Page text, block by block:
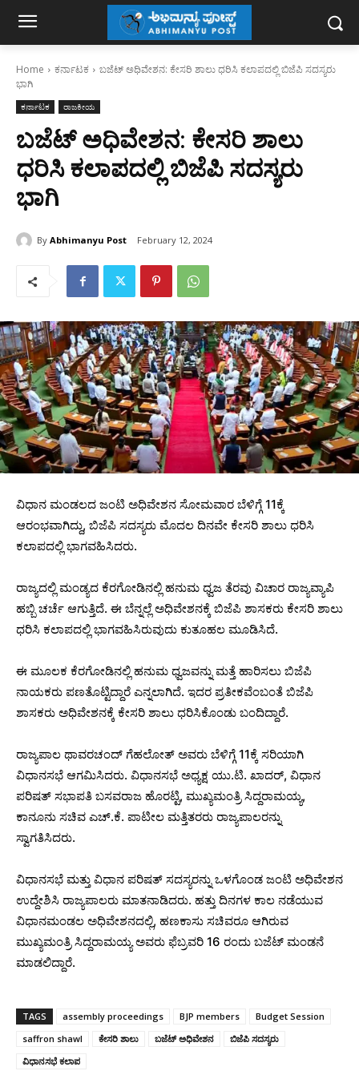
Home ಕರ್ನಾಟಕ
ಬಜೆಟ್‌ ಅಧಿವೇಶನ: ಕೇಸರಿ ಶಾಲು ಧರಿಸಿ ಕಲಾಪದಲ್ಲಿ ಬಿಜೆಪಿ ಸದಸ್ಯರು
ಭಾಗಿ
ಕರ್ನಾಟಕ ರಾಜಕೀಯ
ಬಜೆಟ್‌ ಅಧಿವೇಶನ: ಕೇಸರಿ ಶಾಲು
ಧರಿಸಿ ಕಲಾಪದಲ್ಲಿ ಬಿಜೆಪಿ ಸದಸ್ಯರು
ಭಾಗಿ
By Abhimanyu Post February 12, 2024
ವಿಧಾನ ಮಂಡಲದ ಜಂಟಿ‌ ಅಧಿವೇಶನ ಸೋಮವಾರ ಬೆಳಿಗ್ಗೆ 11ಕ್ಕೆ
ಆರಂಭವಾಗಿದ್ದು, ಬಿಜೆಪಿ ಸದಸ್ಯರು ಮೊದಲ ದಿನವೇ ಕೇಸರಿ ಶಾಲು ಧರಿಸಿ
ಕಲಾಪದಲ್ಲಿ ಭಾಗವಹಿಸಿದರು.
ರಾಜ್ಯದಲ್ಲಿ ಮಂಡ್ಯದ ಕೆರಗೋಡಿನಲ್ಲಿ ಹನುಮ ಧ್ವಜ ತೆರವು ವಿಚಾರ ರಾಜ್ಯವ್ಯಾಪಿ
ಹಬ್ಬಿ ಚರ್ಚೆ ಆಗುತ್ತಿದೆ. ಈ ಬೆನ್ನಲ್ಲೆ ಅಧಿವೇಶನಕ್ಕೆ ಬಿಜೆಪಿ ಶಾಸಕರು ಕೇಸರಿ ಶಾಲು
ಧರಿಸಿ ಕಲಾಪದಲ್ಲಿ ಭಾಗವಹಿಸಿರುವುದು ಕುತೂಹಲ ಮೂಡಿಸಿದೆ.
ಈ ಮೂಲಕ ಕೆರಗೋಡಿನಲ್ಲಿ ಹನುಮ ಧ್ವಜವನ್ನು ಮತ್ತೆ ಹಾರಿಸಲು ಬಿಜೆಪಿ
ನಾಯಕರು ಪಣತೊಟ್ಟಿದ್ದಾರೆ ಎನ್ನಲಾಗಿದೆ. ಇದರ ಪ್ರತೀಕವೆಂಬಂತೆ ಬಿಜೆಪಿ
ಶಾಸಕರು ಅಧಿವೇಶನಕ್ಕೆ ಕೇಸರಿ ಶಾಲು ಧರಿಸಿಕೊಂಡು ಬಂದಿದ್ದಾರೆ.
ರಾಜ್ಯಪಾಲ ಥಾವರಚಂದ್ ಗೆಹಲೋತ್ ಅವರು ಬೆಳಿಗ್ಗೆ 11ಕ್ಕೆ ಸರಿಯಾಗಿ
ವಿಧಾನಸಭೆ ಆಗಮಿಸಿದರು. ವಿಧಾನಸಭೆ ಅಧ್ಯಕ್ಷ ಯು.ಟಿ. ಖಾದರ್, ವಿಧಾನ
ಪರಿಷತ್ ಸಭಾಪತಿ ಬಸವರಾಜ ಹೊರಟ್ಟಿ, ಮುಖ್ಯಮಂತ್ರಿ ಸಿದ್ದರಾಮಯ್ಯ,
ಕಾನೂನು ಸಚಿವ ಎಚ್.ಕೆ. ಪಾಟೀಲ ಮತ್ತಿತರರು ರಾಜ್ಯಪಾಲರನ್ನು
ಸ್ವಾಗತಿಸಿದರು.
ವಿಧಾನಸಭೆ ಮತ್ತು ವಿಧಾನ ಪರಿಷತ್ ಸದಸ್ಯರನ್ನು ಒಳಗೊಂಡ ಜಂಟಿ ಅಧಿವೇಶನ
ಉದ್ದೇಶಿಸಿ ರಾಜ್ಯಪಾಲರು ಮಾತನಾಡಿದರು. ಹತ್ತು ದಿನಗಳ ಕಾಲ ನಡೆಯುವ
ವಿಧಾನಮಂಡಲ ಅಧಿವೇಶನದಲ್ಲಿ, ಹಣಕಾಸು ಸಚಿವರೂ ಆಗಿರುವ
ಮುಖ್ಯಮಂತ್ರಿ ಸಿದ್ದರಾಮಯ್ಯ ಅವರು ಫೆಬ್ರವರಿ 16 ರಂದು ಬಜೆಟ್​ ಮಂಡನೆ
ಮಾಡಲಿದ್ದಾರೆ.
TAGS assembly proceedings BJP members
Budget Session
saffron shawl
ಕೇಸರಿ ಶಾಲು ಬಜೆಟ್‌ ಅಧಿವೇಶನ
ಬಿಜೆಪಿ ಸದಸ್ಯರು
ವಿಧಾನಸಭೆ ಕಲಾಪ